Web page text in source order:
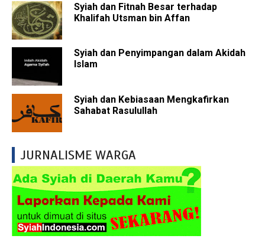
Syiah dan Fitnah Besar terhadap
Khalifah Utsman bin Affan
Syiah dan Penyimpangan dalam Akidah
Islam
Syiah dan Kebiasaan Mengkafirkan
Sahabat Rasulullah
JURNALISME WARGA